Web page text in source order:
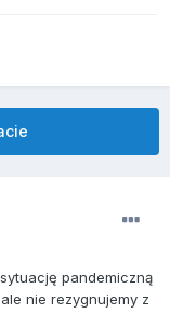
pandemiczną
nie rezygnujemy z